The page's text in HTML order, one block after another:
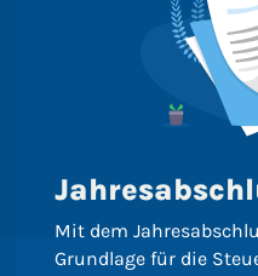
Mit dem
Grundlage für die